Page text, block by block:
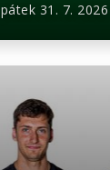
pátek 31. 7. 2026